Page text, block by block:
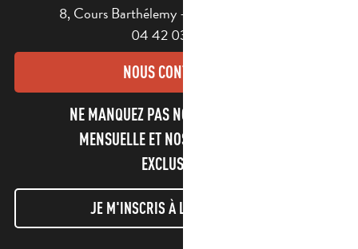
8, Cours Barthélemy - 13400 AUBAGNE
04 42 03 49 98
NOUS CONTACTER
NE MANQUEZ PAS NOTRE NEWSLETTER
MENSUELLE ET NOS INFORMATIONS
EXCLUSIVES !
JE M'INSCRIS À LA NEWSLETTER